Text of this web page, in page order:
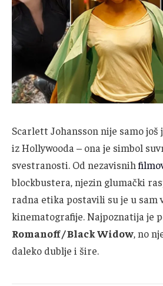
Scarlett Johansson nije samo još
iz Hollywooda – ona je simbol
svestranosti. Od nezavisnih
blockbustera, njezin glumački
radna etika postavili su je u sam
kinematografije. Najpoznatija je
Romanoff / Black Widow, no
daleko dublje i šire.